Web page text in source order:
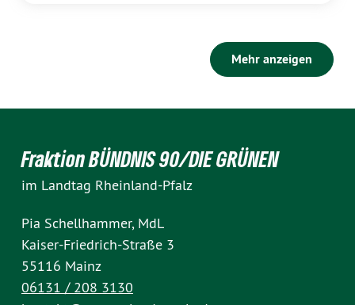
Mehr anzeigen
Fraktion BÜNDNIS 90/DIE GRÜNEN
im Landtag Rheinland-Pfalz
Pia Schellhammer, MdL
Kaiser-Friedrich-Straße 3
55116 Mainz
06131 / 208 3130